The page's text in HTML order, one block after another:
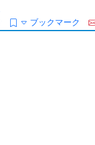
ブックマーク